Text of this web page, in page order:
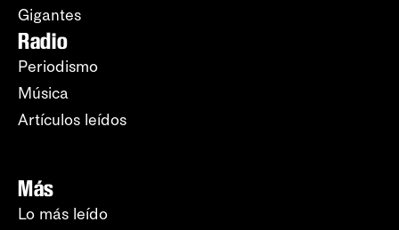
Gigantes
Radio
Periodismo
Música
Artículos leídos
Más
Lo más leído